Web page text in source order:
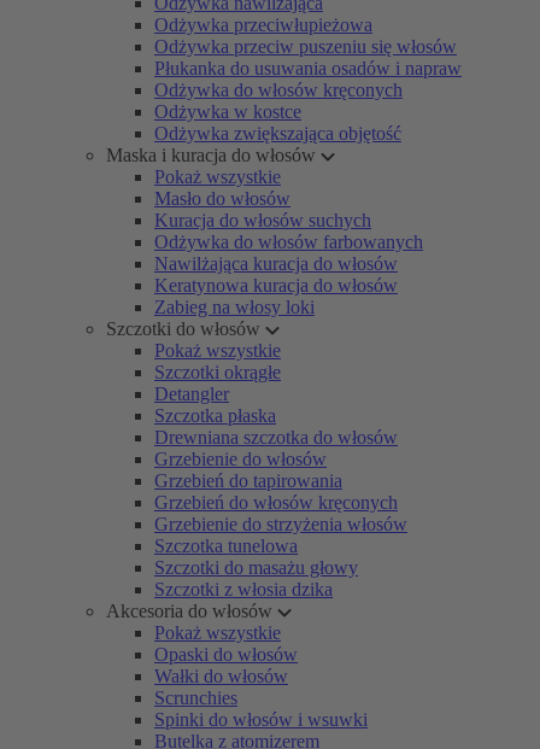
Odżywka przeciwłupieżowa
Odżywka przeciw puszeniu się włosów
Płukanka do usuwania osadów i napraw
Odżywka do włosów kręconych
Odżywka w kostce
Odżywka zwiększająca objętość
Maska i kuracja do włosów
Pokaż wszystkie
Masło do włosów
Kuracja do włosów suchych
Odżywka do włosów farbowanych
Nawilżająca kuracja do włosów
Keratynowa kuracja do włosów
Zabieg na włosy loki
Szczotki do włosów
Pokaż wszystkie
Szczotki okrągłe
Detangler
Szczotka płaska
Drewniana szczotka do włosów
Grzebienie do włosów
Grzebień do tapirowania
Grzebień do włosów kręconych
Grzebienie do strzyżenia włosów
Szczotka tunelowa
Szczotki do masażu głowy
Szczotki z włosia dzika
Akcesoria do włosów
Pokaż wszystkie
Opaski do włosów
Wałki do włosów
Scrunchies
Spinki do włosów i wsuwki
Butelka z atomizerem